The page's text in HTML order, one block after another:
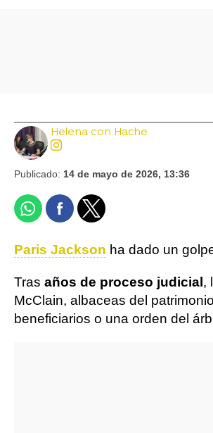
Helena con Hache
Publicado: 14 de mayo de 2026, 13:36
Paris Jackson ha dado un
Tras años de proceso judicial,
McClain, albaceas del
beneficiarios o una orden del